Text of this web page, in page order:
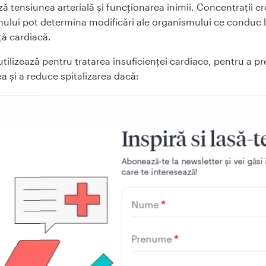
tensiunea arterială şi funcţionarea inimii. Concentraţii
pot determina modificări ale organismului ce conduc
cardiacă.
pentru tratarea insuficienţei cardiace, pentru a
şi a reduce spitalizarea dacă:
un infarct miocardic recent, în asociere cu alte medicamente
uşoare, persistente în ciuda tratamentului pe care l-aţi
trebuie să ştiţi înainte să
Inspiră si lasă-
Aboneazǎ-te la newsletter și vei
care te intereseazǎ!
Nume
Prenume